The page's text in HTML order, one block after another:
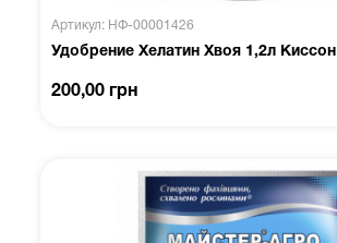
Артикул: НФ-00001426
Удобрение Хелатин Хвоя 1,2л Киссон
200,00 грн